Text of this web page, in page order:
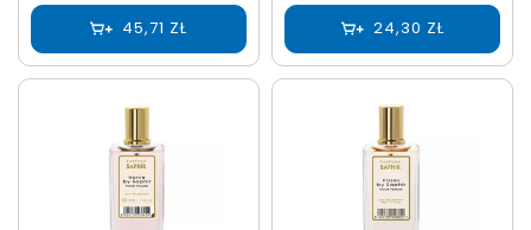
45,71 ZŁ 24,30 ZŁ